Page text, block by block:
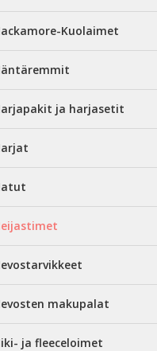
Kuolaimet
ja harjasetit
makupalat
ja fleeceloimet